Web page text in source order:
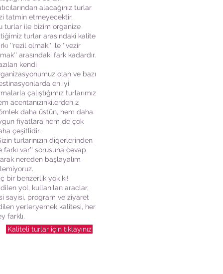
Kaliteli turlar için tıklayınız
alacağınız turlar
tatmin etmeyecektir.
turlar ile bizim organize
turlar arasındaki kalite
''rezil olmak'' ile ''vezir
arasındaki fark kadardır.
kendi
olan ve bazı
en iyi
çalıştığımız turlarımız
acentanızınkilerden 2
daha üstün, hem daha
fiyatlara hem de çok
çeşitlidir.
turlarınızın diğerlerinden
farkı var'' sorusuna cevap
nereden başlayalım
bir benzerlik yok ki!
yol, kullanilan araclar,
sayisi, program ve ziyaret
yerler,yemek kalitesi, her
farklı.